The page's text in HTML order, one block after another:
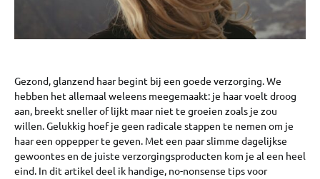
Gezond, glanzend haar begint bij een goede verzorging. We
hebben het allemaal weleens meegemaakt: je haar voelt droog
aan, breekt sneller of lijkt maar niet te groeien zoals je zou
willen. Gelukkig hoef je geen radicale stappen te nemen om je
haar een oppepper te geven. Met een paar slimme dagelijkse
gewoontes en de juiste verzorgingsproducten kom je al een heel
eind. In dit artikel deel ik handige, no-nonsense tips voor